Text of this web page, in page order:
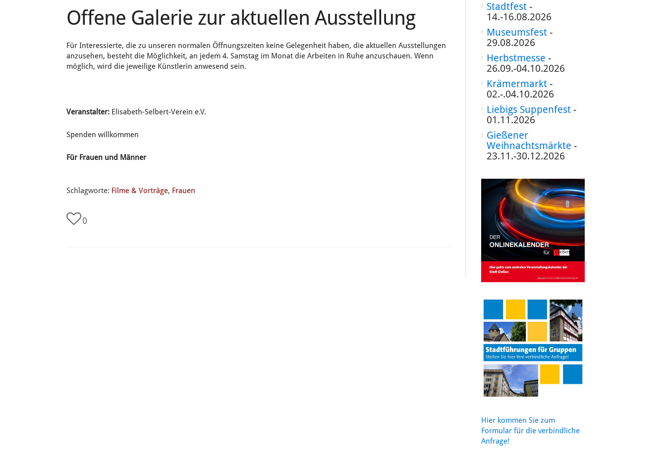
Offene Galerie zur aktuellen Ausstellung
Für Interessierte, die zu unseren normalen Öffnungszeiten keine Gelegenheit haben, die aktuellen Ausstellungen
anzusehen, besteht die Möglichkeit, an jedem 4. Samstag im Monat die Arbeiten in Ruhe anzuschauen. Wenn
möglich, wird die jeweilige Künstlerin anwesend sein.
Veranstalter: Elisabeth-Selbert-Verein e.V.
Spenden willkommen
Für Frauen und Männer
Schlagworte: Filme & Vorträge, Frauen
0
Stadtfest-
14.-16.08.2026
Museumsfest-
29.08.2026
Herbstmesse -
26.09.-04.10.2026
Krämermarkt-
02.-.04.10.2026
Liebigs Suppenfest-
01.11.2026
Gießener
Weihnachtsmärkte -
23.11.-30.12.2026
Hier kommen Sie zum
Formular für die verbindliche
Anfrage!